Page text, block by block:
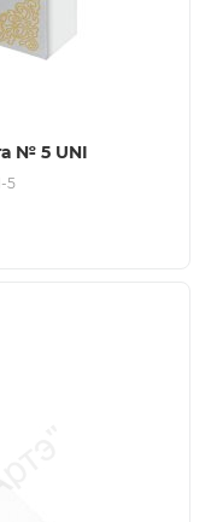
№ 5 UNI
5